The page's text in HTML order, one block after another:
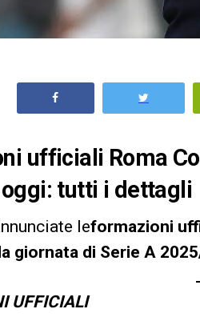
ufficiali Roma
tutti i dettagli
leformazioni
giornata di Serie A
UFFICIALI